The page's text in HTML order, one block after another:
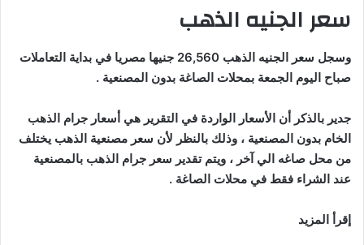
سعر الجنيه الذهب
وسجل سعر الجنيه الذهب 26,560 جنيها مصريا في بداية التعاملات
صباح اليوم الجمعة بمحلات الصاغة بدون المصنعية .
جدير بالذكر أن الأسعار الواردة في التقرير هي أسعار جرام الذهب
الخام بدون المصنعية ، وذلك بالنظر لأن سعر مصنعية الذهب يختلف
من محل صاغه الي آخر ، ويتم تقدير سعر جرام الذهب بالمصنعية
عند الشراء فقط في محلات الصاغة .
إقرأ المزيد